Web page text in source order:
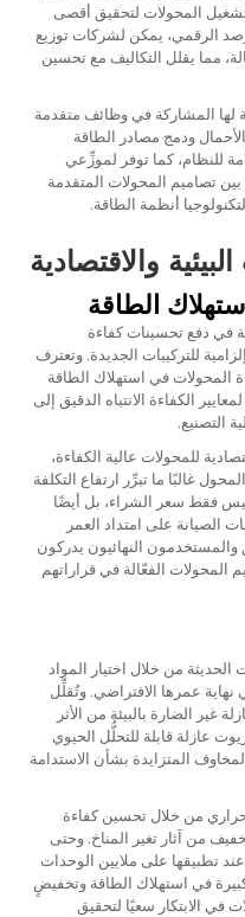
تشغيل المحولات لتحقيق أقصى
الرقمي، يمكن لشركات توزيع
مما يقلل التكاليف مع تحسين
لها المشاركة في وظائف متقدمة
ودمج مصادر الطاقة
للنظام، كما توفر لموزِّعي
بين تصاميم المحولات المتقدمة
أنظمة الطاقة.
البيئية والاقتصادية
الطاقة
في دفع تحسينات كفاءة
للتركيبات الجديدة. وتعترف
المحولات في استهلاك الطاقة
الكفاءة الانتباه الدقيق إلى
التصنيع.
للمحولات عالية الكفاءة،
غالبًا ما تبرِّر ارتفاع التكلفة
ليس فقط سعر الشراء، بل أيضًا
الصيانة على امتداد العمر
النهائيون يدركون
المحولات الفعّالة في قراراتهم
الحديثة من خلال اختيار المواد
عمرها الافتراضي. وتُقلِّل
غير الضارة بالبيئة من الأثر
عازلة قابلة للتحلُّل الحيوي
المتزايدة بشأن الاستدامة
من خلال تحسين كفاءة
من آثار تغير المناخ. وحتى
تطبيقها على ملايين الوحدات
في استهلاك الطاقة وتخفيضٍ
في الابتكار سعيًا لتحقيق